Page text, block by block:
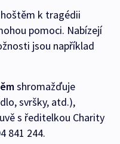
k tragédii
pomoci. Nabízejí
jsou například
shromažďuje
svršky, atd.),
s ředitelkou Charity
841 244.